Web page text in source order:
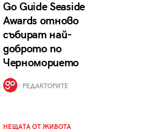
Go Guide Seaside
Awards отново
събират най-
доброто по
Черноморието
РЕДАКТОРИТЕ
НЕЩАТА ОТ ЖИВОТА